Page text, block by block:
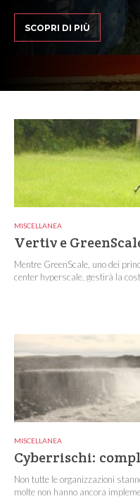
SCOPRI DI PIÙ
MISCELLANEA
Vertiv e
Mentre GreenScale, uno dei
center hyperscale, gestirà la
MISCELLANEA
Cyberrischi:
Non tutte le organizzazioni
molte non hanno ancora